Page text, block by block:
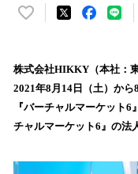
い
！
数
を
読
株式会社HIKKY（本社：
2021年8月14日（土）か
『バーチャルマーケット
チャルマーケット6』の法